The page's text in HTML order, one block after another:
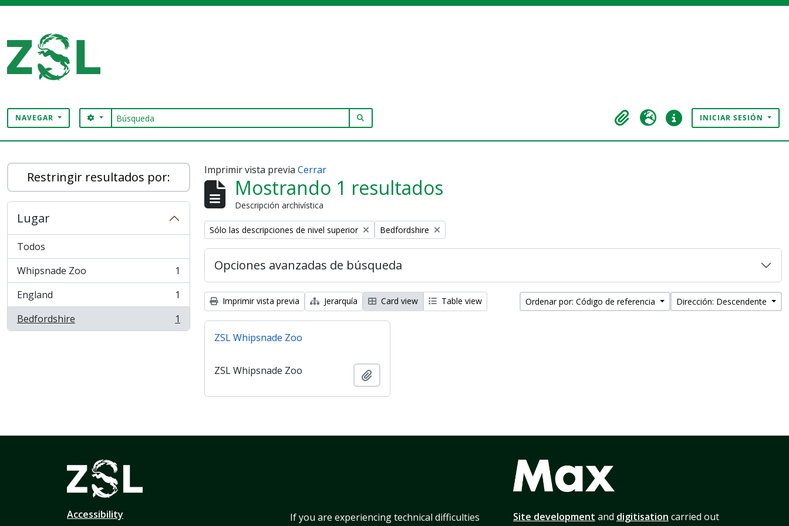
NAVEGAR Búsqueda
SEARCH OPTIONS
Portapapeles
Idioma Enlaces rápidosINICIAR SESIÓN
Restringir resultados por:
Lugar
Todos
Whipsnade Zoo
, 1 resultados
1
England
, 1 resultados
1
Bedfordshire
, 1 resultados 1
Imprimir vista previa Cerrar
Mostrando 1 resultados
Descripción archivística
Remove filter:
Sólo las descripciones de nivel superior Remove filter:
Bedfordshire
Opciones avanzadas de búsqueda
Imprimir vista previa Jerarquía Card view Table view Ordenar por: Código de referencia Dirección: Descendente
ZSL Whipsnade Zoo
ZSL Whipsnade Zoo
Accessibility
If you are experiencing technical difficulties
Site development and digitisation carried out